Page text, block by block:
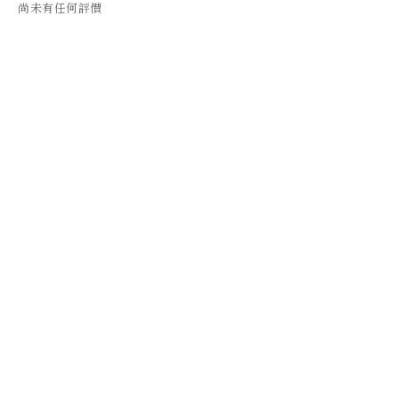
尚未有任何評價